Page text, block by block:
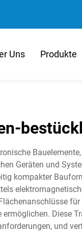
Uns Produkte
Geräten und
kompakter
Diese
und